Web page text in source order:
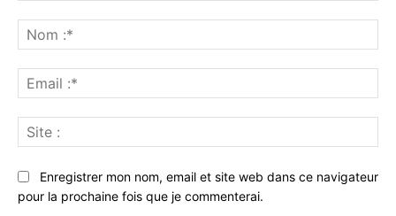
:*
:*
:
Enregistrer mon nom, email et site web dans ce navigateur
pour la prochaine fois que je commenterai.